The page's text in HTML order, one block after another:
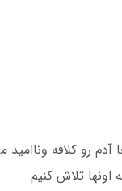
رو کلافه وناامید
تلاش کنیم